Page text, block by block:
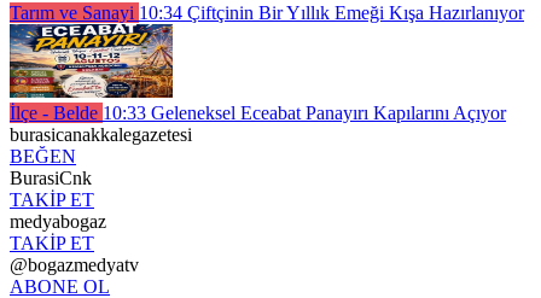
Tarım ve Sanayi 10:34 Çiftçinin Bir Yıllık Emeği Kışa Hazırlanıyor
İlçe - Belde 10:33 Geleneksel Eceabat Panayırı Kapılarını Açıyor
burasicanakkalegazetesi
BEĞEN
BurasiCnk
TAKİP ET
medyabogaz
TAKİP ET
@bogazmedyatv
ABONE OL